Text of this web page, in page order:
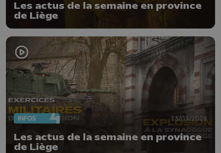
Les actus de la semaine en province
de Liège
INFOS 13/03/2026
Les actus de la semaine en province
de Liège